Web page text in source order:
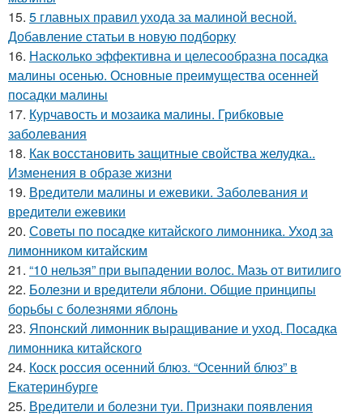
15. 5 главных правил ухода за малиной весной.
Добавление статьи в новую подборку
16. Насколько эффективна и целесообразна посадка
малины осенью. Основные преимущества осенней
посадки малины
17. Курчавость и мозаика малины. Грибковые
заболевания
18. Как восстановить защитные свойства желудка..
Изменения в образе жизни
19. Вредители малины и ежевики. Заболевания и
вредители ежевики
20. Советы по посадке китайского лимонника. Уход за
лимонником китайским
21. “10 нельзя” при выпадении волос. Мазь от витилиго
22. Болезни и вредители яблони. Общие принципы
борьбы с болезнями яблонь
23. Японский лимонник выращивание и уход. Посадка
лимонника китайского
24. Коск россия осенний блюз. “Осенний блюз” в
Екатеринбурге
25. Вредители и болезни туи. Признаки появления